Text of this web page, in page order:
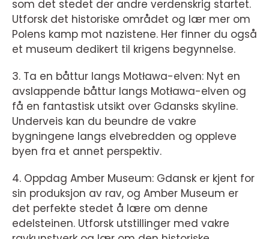
som det stedet der andre verdenskrig startet.
Utforsk det historiske området og lær mer om
Polens kamp mot nazistene. Her finner du også
et museum dedikert til krigens begynnelse.
3. Ta en båttur langs Motława-elven: Nyt en
avslappende båttur langs Motława-elven og
få en fantastisk utsikt over Gdansks skyline.
Underveis kan du beundre de vakre
bygningene langs elvebredden og oppleve
byen fra et annet perspektiv.
4. Oppdag Amber Museum: Gdansk er kjent for
sin produksjon av rav, og Amber Museum er
det perfekte stedet å lære om denne
edelsteinen. Utforsk utstillinger med vakre